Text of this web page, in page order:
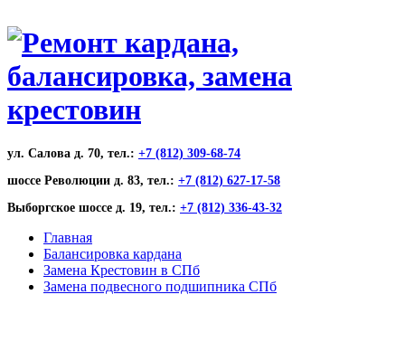
ул. Салова д. 70, тел.: +7 (812) 309-68-74
шоссе Революции д. 83, тел.: +7 (812) 627-17-58
Выборгское шоссе д. 19, тел.: +7 (812) 336-43-32
Главная
Балансировка кардана
Замена Крестовин в СПб
Замена подвесного подшипника СПб